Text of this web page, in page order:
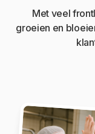
Met veel
groeien en